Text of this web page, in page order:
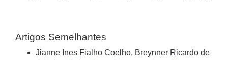
Artigos Semelhantes
Jianne Ines Fialho Coelho, Breynner Ricardo de